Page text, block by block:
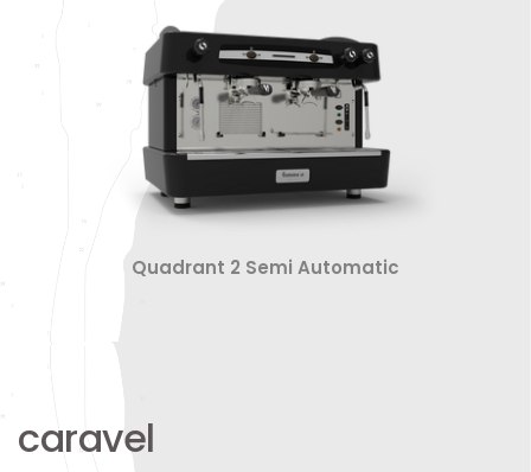
Quadrant 2 Semi Automatic
caravel